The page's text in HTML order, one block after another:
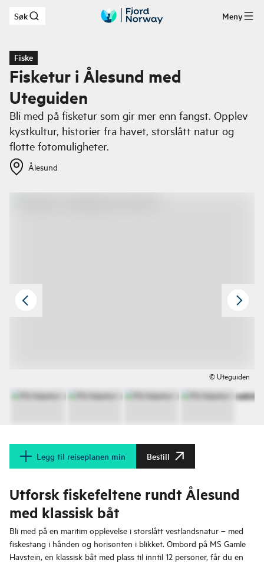
Hopp til hovedinnhold
Søk Meny
Fiske
Fisketur i Ålesund med
Uteguiden
Bli med på fisketur som gir mer enn fangst. Opplev
kystkultur, historier fra havet, storslått natur og
flotte fotomuligheter.
Ålesund
© Uteguiden
Legg til reiseplanen min Bestill
Utforsk fiskefeltene rundt Ålesund
med klassisk båt
Bli med på en maritim opplevelse i storslått vestlandsnatur – med
fiskestang i hånden og horisonten i blikket. Ombord på MS Gamle
Havstein, en klassisk båt med plass til inntil 12 personer, får du en